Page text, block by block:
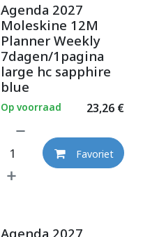
Agenda 2027
Moleskine 12M
Planner Weekly
7dagen/1pagina
large hc sapphire
blue
23,26€
Op voorraad
Favoriet
Agenda 2027